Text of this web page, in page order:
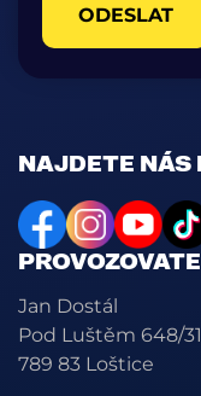
NAJDETE NÁS
Jan Dostál
Pod Luštěm 648/31
789 83 Loštice
ODESLAT